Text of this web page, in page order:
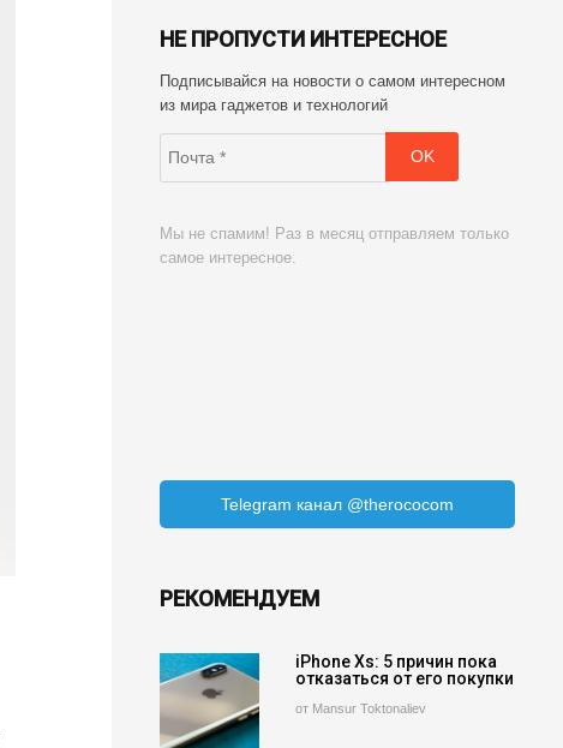
НЕ ПРОПУСТИ ИНТЕРЕСНОЕ
Подписывайся на новости о самом интересном
из мира гаджетов и технологий
Мы не спамим! Раз в месяц отправляем только
самое интересное.
Telegram канал @therococom
РЕКОМЕНДУЕМ
iPhone Xs: 5 причин пока
отказаться от его покупки
от Mansur Toktonaliev